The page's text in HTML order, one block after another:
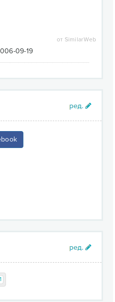
от SimilarWeb
09-19